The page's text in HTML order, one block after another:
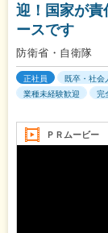
迎！国家が責
ースです
防衛省・自衛隊
正社員 既卒・社会
業種未経験歓迎
完
ＰＲムービー